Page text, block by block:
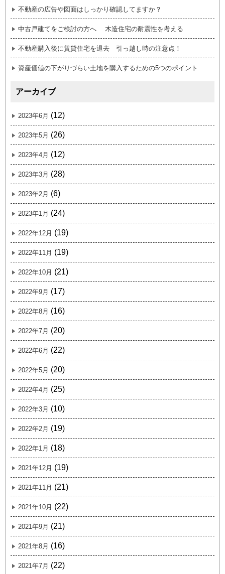
不動産の広告や図面はしっかり確認してますか？
中古戸建てをご検討の方へ 木造住宅の耐震性を考える
不動産購入後に賃貸住宅を退去 引っ越し時の注意点！
資産価値の下がりづらい土地を購入するための5つのポイント
アーカイブ
2023年6月 (12)
2023年5月 (26)
2023年4月 (12)
2023年3月 (28)
2023年2月 (6)
2023年1月 (24)
2022年12月 (19)
2022年11月 (19)
2022年10月 (21)
2022年9月 (17)
2022年8月 (16)
2022年7月 (20)
2022年6月 (22)
2022年5月 (20)
2022年4月 (25)
2022年3月 (10)
2022年2月 (19)
2022年1月 (18)
2021年12月 (19)
2021年11月 (21)
2021年10月 (22)
2021年9月 (21)
2021年8月 (16)
2021年7月 (22)